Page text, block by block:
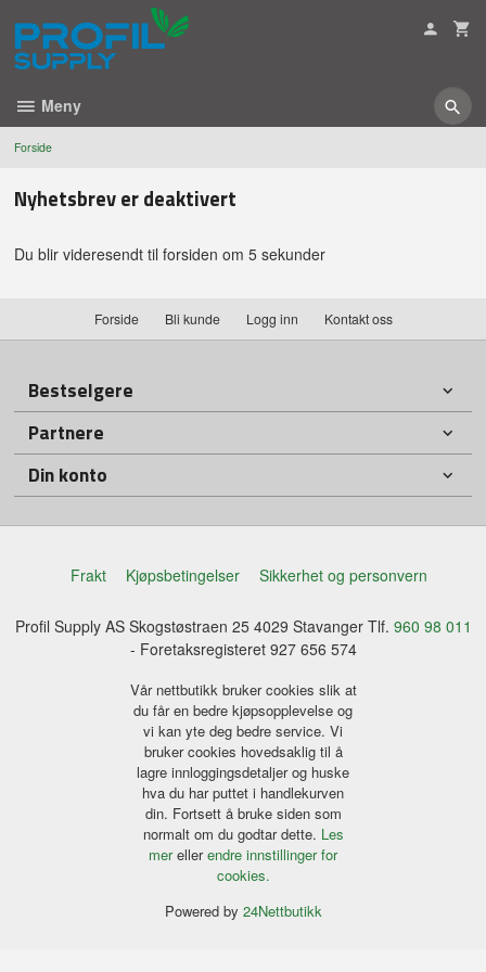
innholdet
Meny
Forside
Nyhetsbrev er deaktivert
Du blir videresendt til forsiden om 5 sekunder
Forside Bli kunde Logg inn Kontakt oss
Bestselgere
Partnere
Din konto
Frakt Kjøpsbetingelser Sikkerhet og personvern
Profil Supply AS Skogstøstraen 25 4029 Stavanger Tlf. 960 98 011
- Foretaksregisteret 927 656 574
Vår nettbutikk bruker cookies slik at
du får en bedre kjøpsopplevelse og
vi kan yte deg bedre service. Vi
bruker cookies hovedsaklig til å
lagre innloggingsdetaljer og huske
hva du har puttet i handlekurven
din. Fortsett å bruke siden som
normalt om du godtar dette. Les
merellerendre innstillinger for
cookies.
Powered by 24Nettbutikk